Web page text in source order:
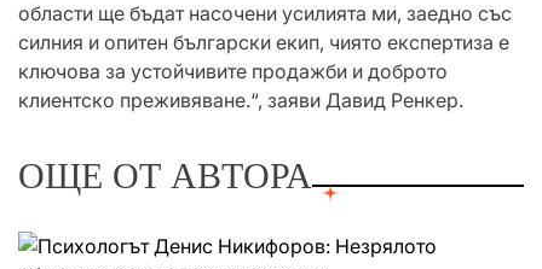
области ще бъдат насочени усилията ми, заедно със
силния и опитен български екип, чиято експертиза е
ключова за устойчивите продажби и доброто
клиентско преживяване.“, заяви Давид Ренкер.
ОЩЕ ОТ АВТОРА